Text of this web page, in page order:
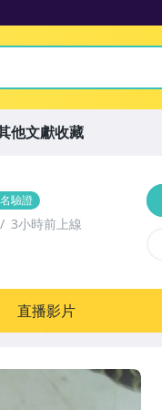
驗證
3小時前上線
直播影片
他文獻收藏